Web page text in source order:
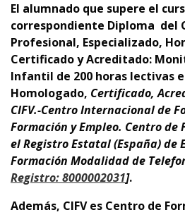
El alumnado que supere el
correspondiente Diploma del
Profesional, Especializado,
Certificado y Acreditado:
Infantil de 200 horas lectivas
Homologado, Certificado,
CIFV.-Centro Internacional de
Formación y Empleo. Centro de
el Registro Estatal (España) de
Formación Modalidad de
Registro: 8000002031].
Además, CIFV es Centro de